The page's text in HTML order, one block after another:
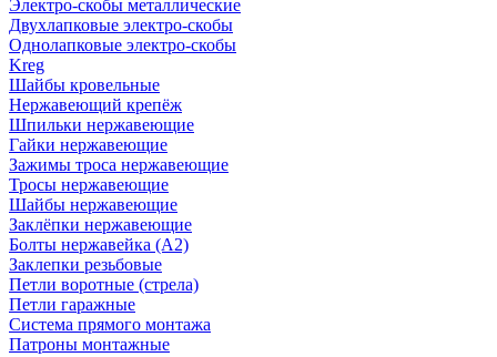
Электро-скобы металлические
Двухлапковые электро-скобы
Однолапковые электро-скобы
Kreg
Шайбы кровельные
Нержавеющий крепёж
Шпильки нержавеющие
Гайки нержавеющие
Зажимы троса нержавеющие
Тросы нержавеющие
Шайбы нержавеющие
Заклёпки нержавеющие
Болты нержавейка (А2)
Заклепки резьбовые
Петли воротные (стрела)
Петли гаражные
Система прямого монтажа
Патроны монтажные